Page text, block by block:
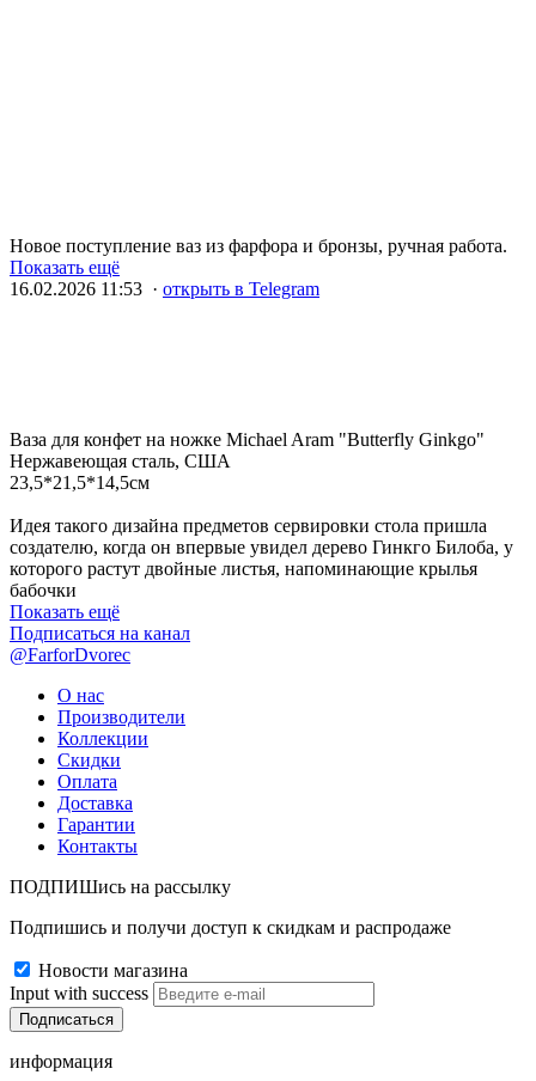
Новое поступление ваз из фарфора и бронзы, ручная работа.
Показать ещё
16.02.2026 11:53 · открыть в Telegram
Ваза для конфет на ножке Michael Aram "Butterfly Ginkgo"
Нержавеющая сталь, США
23,5*21,5*14,5см
Идея такого дизайна предметов сервировки стола пришла
создателю, когда он впервые увидел дерево Гинкго Билоба, у
которого растут двойные листья, напоминающие крылья
бабочки
Показать ещё
Подписаться на канал
@FarforDvorec
О нас
Производители
Коллекции
Скидки
Оплата
Доставка
Гарантии
Контакты
ПОДПИШись на рассылку
Подпишись и получи доступ к скидкам и распродаже
Новости магазина
Input with success
информация